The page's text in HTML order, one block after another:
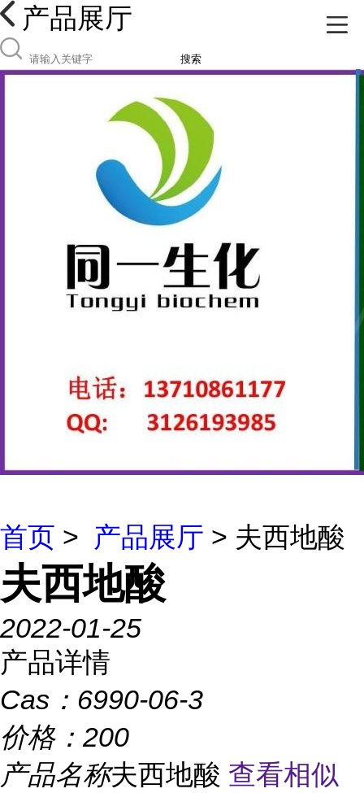
产品展厅
搜索
首页 > 产品展厅 > 夫西地酸
夫西地酸
2022-01-25
产品详情
Cas： 6990-06-3
价格： 200
产品名称夫西地酸 查看相似